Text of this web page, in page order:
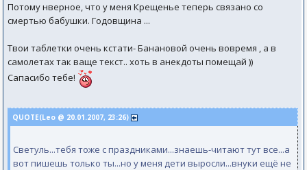
Потому нверное, что у меня Крещенье теперь связано со
смертью бабушки. Годовщина ...
Твои таблетки очень кстати- Банановой очень вовремя , а в
самолетах так ваще текст.. хоть в анекдоты помещай ))
Сапасибо тебе!
QUOTE(Leo @ 20.01.2007, 23:26)
Светуль...тебя тоже с праздниками...знаешь-читают тут все...а
вот пишешь только ты...но у меня дети выросли...внуки ещё не